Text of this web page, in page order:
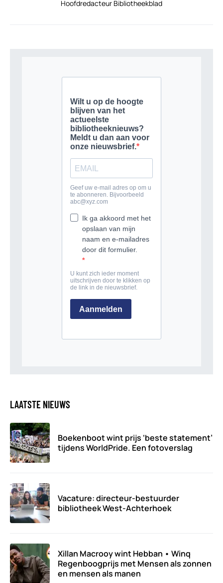
Hoofdredacteur Bibliotheekblad
LAATSTE NIEUWS
Boekenboot wint prijs ‘beste statement’
tijdens WorldPride. Een fotoverslag
Vacature: directeur-bestuurder
bibliotheek West-Achterhoek
Xillan Macrooy wint Hebban • Winq
Regenboogprijs met Mensen als zonnen
en mensen als manen